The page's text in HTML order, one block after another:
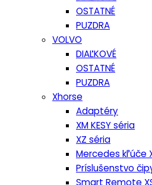
OSTATNÉ
PUZDRA
VOLVO
DIAĽKOVÉ
OSTATNÉ
PUZDRA
Xhorse
Adaptéry
XM KESY séria
XZ séria
Mercedes kľúče
Príslušenstvo
Smart Remote